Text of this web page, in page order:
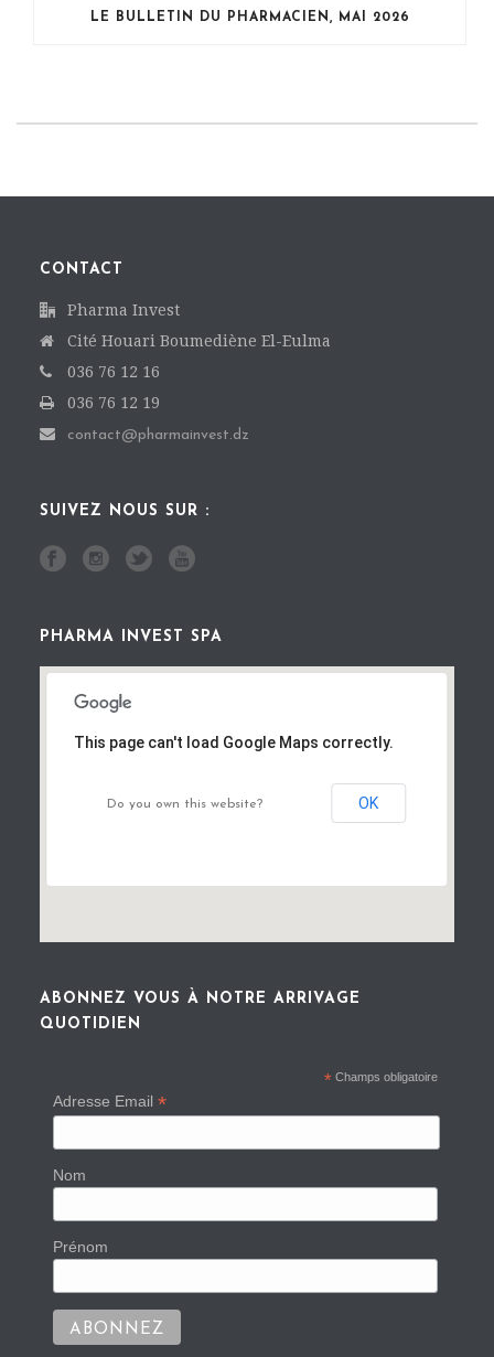
LE BULLETIN DU PHARMACIEN, MAI 2026
CONTACT
Pharma Invest
Cité Houari Boumediène El-Eulma
036 76 12 16
036 76 12 19
contact@pharmainvest.dz
SUIVEZ NOUS SUR :
PHARMA INVEST SPA
This page can't load Google Maps correctly.
Do you own this website? OK
ABONNEZ VOUS À NOTRE ARRIVAGE
QUOTIDIEN
* Champs obligatoire
Adresse Email *
Nom
Prénom